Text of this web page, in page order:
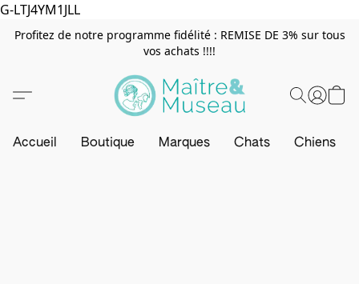
G-LTJ4YM1JLL
Profitez de notre programme fidélité : REMISE DE 3% sur tous
vos achats !!!!
Accueil Boutique Marques Chats Chiens